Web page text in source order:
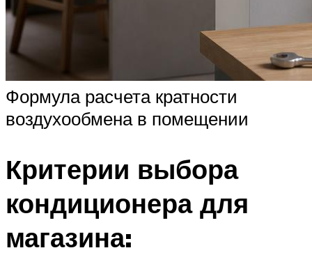
Формула расчета кратности
воздухообмена в помещении
Критерии выбора
кондиционера для
магазина: